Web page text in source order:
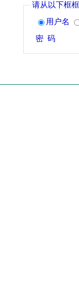
请从以下框
用户名
密 码